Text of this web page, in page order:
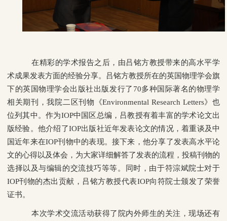
在精彩的学术报告之后，由吕铭方教授带来的高水平学
术成果发表方面的经验分享。吕铭方教授所在的英国物理学会旗
下的英国物理学会出版社出版发行了 70多种国际著名的物理学
相关期刊，我院二区刊物《Environmental Research Letters》也
位列其中。作为IOP中国区总编，吕教授有着丰富的学术论文出
版经验。他介绍了IOP出版社近年发表论文的情况，着重谈及中
国近年来在IOP刊物中的表现。接下来，他分享了发表高水平论
文的心得以及体会，为大家详细解答了发表的流程，投稿刊物的
选择以及与编辑的交流技巧等等。同时，由于符淙斌院士对于
IOP刊物的杰出贡献，吕铭方教授代表IOP向符院士颁发了荣誉
证书。
本次学术交流活动获得了院内外师生的关注，现场还有